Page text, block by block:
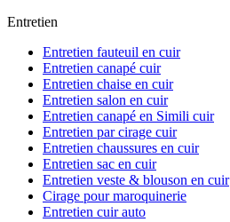
Entretien
Entretien fauteuil en cuir
Entretien canapé cuir
Entretien chaise en cuir
Entretien salon en cuir
Entretien canapé en Simili cuir
Entretien par cirage cuir
Entretien chaussures en cuir
Entretien sac en cuir
Entretien veste & blouson en cuir
Cirage pour maroquinerie
Entretien cuir auto